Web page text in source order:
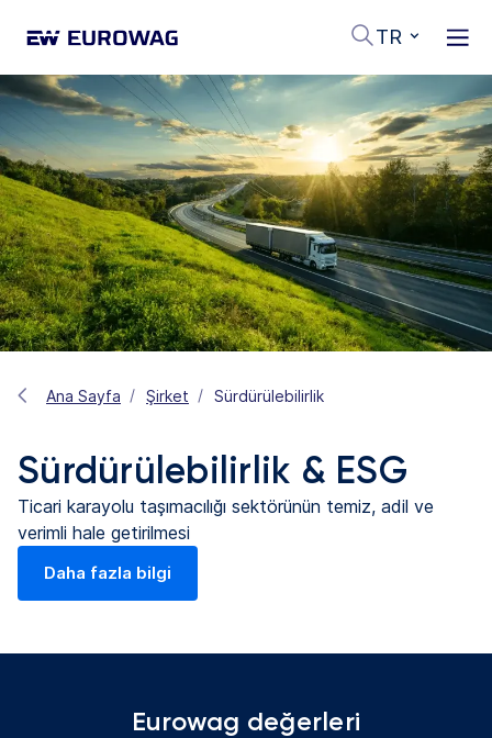
TR
Ana Sayfa Şirket Sürdürülebilirlik
Sürdürülebilirlik & ESG
Ticari karayolu taşımacılığı sektörünün temiz, adil ve
verimli hale getirilmesi
Daha fazla bilgi
Eurowag değerleri